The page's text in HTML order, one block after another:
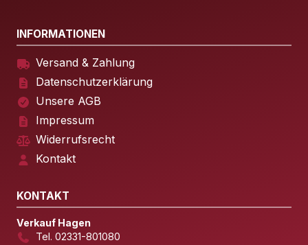
INFORMATIONEN
Versand & Zahlung
Datenschutzerklärung
Unsere AGB
Impressum
Widerrufsrecht
Kontakt
KONTAKT
Verkauf Hagen
Tel. 02331-801080